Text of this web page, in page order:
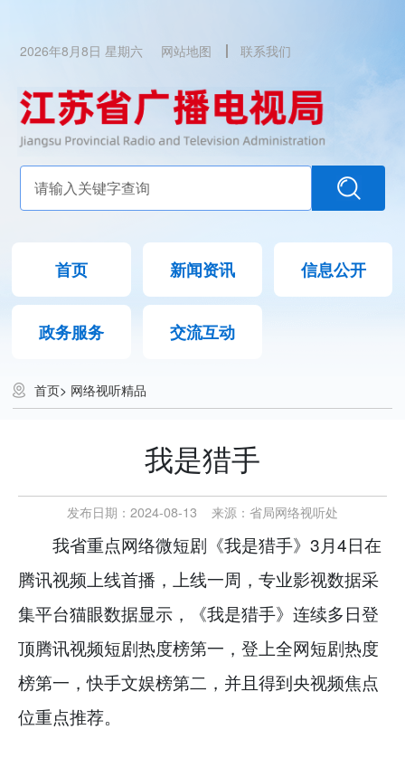
2026年8月8日 星期六 网站地图 联系我们
首页 新闻资讯 信息公开
政务服务 交流互动
首页> 网络视听精品
我是猎手
发布日期：2024-08-13 来源： 省局网络视听处
我省重点网络微短剧《我是猎手》3月4日在
腾讯视频上线首播，上线一周，专业影视数据采
集平台猫眼数据显示，《我是猎手》连续多日登
顶腾讯视频短剧热度榜第一，登上全网短剧热度
榜第一，快手文娱榜第二，并且得到央视频焦点
位重点推荐。